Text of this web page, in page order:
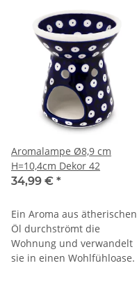
Aromalampe Ø8,9 cm
H=10,4cm Dekor 42
34,99 € *
Ein Aroma aus ätherischen
Öl durchströmt die
Wohnung und verwandelt
sie in einen Wohlfühloase.